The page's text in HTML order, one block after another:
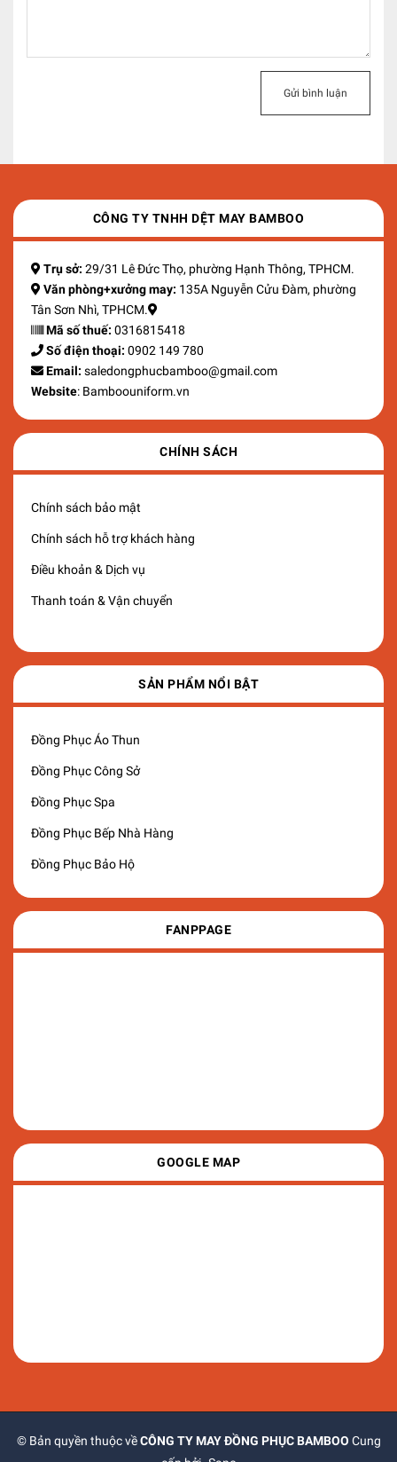
Gửi bình luận
CÔNG TY TNHH DỆT MAY BAMBOO
Trụ sở: 29/31 Lê Đức Thọ, phường Hạnh Thông, TPHCM.
Văn phòng+xưởng may: 135A Nguyễn Cửu Đàm, phường
Tân Sơn Nhì, TPHCM.
Mã số thuế: 0316815418
Số điện thoại: 0902 149 780
Email: saledongphucbamboo@gmail.com
Website: Bamboouniform.vn
CHÍNH SÁCH
Chính sách bảo mật
Chính sách hỗ trợ khách hàng
Điều khoản & Dịch vụ
Thanh toán & Vận chuyển
SẢN PHẨM NỔI BẬT
Đồng Phục Áo Thun
Đồng Phục Công Sở
Đồng Phục Spa
Đồng Phục Bếp Nhà Hàng
Đồng Phục Bảo Hộ
FANPPAGE
GOOGLE MAP
© Bản quyền thuộc vềCÔNG TY MAY ĐỒNG PHỤC BAMBOO Cung